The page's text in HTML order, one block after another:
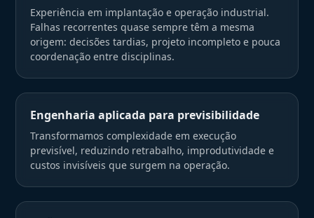
Experiência em implantação e operação industrial.
Falhas recorrentes quase sempre têm a mesma
origem: decisões tardias, projeto incompleto e pouca
coordenação entre disciplinas.
Engenharia aplicada para previsibilidade
Transformamos complexidade em execução
previsível, reduzindo retrabalho, improdutividade e
custos invisíveis que surgem na operação.